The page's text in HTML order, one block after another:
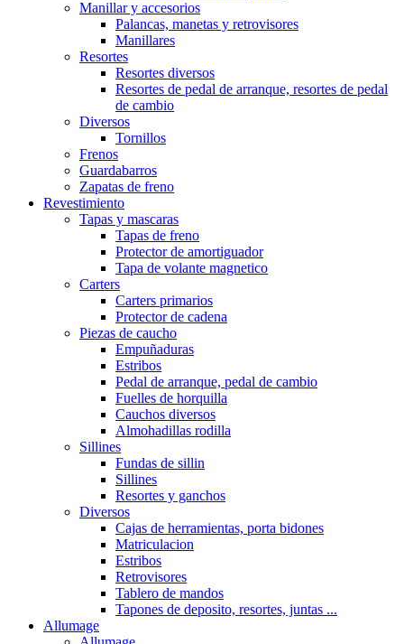
Manillar y accesorios
Palancas, manetas y retrovisores
Manillares
Resortes
Resortes diversos
Resortes de pedal de arranque, resortes de pedal
de cambio
Diversos
Tornillos
Frenos
Guardabarros
Zapatas de freno
Revestimiento
Tapas y mascaras
Tapas de freno
Protector de amortiguador
Tapa de volante magnetico
Carters
Carters primarios
Protector de cadena
Piezas de caucho
Empuñaduras
Estribos
Pedal de arranque, pedal de cambio
Fuelles de horquilla
Cauchos diversos
Almohadillas rodilla
Sillines
Fundas de sillin
Sillines
Resortes y ganchos
Diversos
Cajas de herramientas, porta bidones
Matriculacion
Estribos
Retrovisores
Tablero de mandos
Tapones de deposito, resortes, juntas ...
Allumage